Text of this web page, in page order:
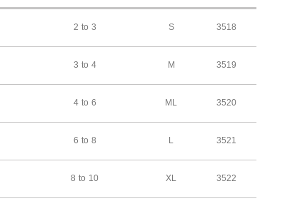
3518
S
2 to 3
3519
M
3 to 4
3520
ML
4 to 6
3521
L
6 to 8
3522
XL
8 to 10